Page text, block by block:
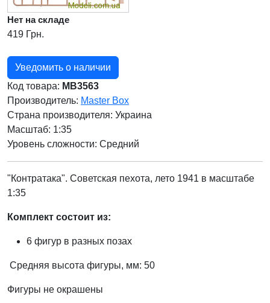
Нет на складе
419 Грн.
Уведомить о наличии
Код товара: MB3563
Производитель: Master Box
Страна производителя: Украина
Масштаб: 1:35
Уровень сложности: Cредний
"Контратака". Советская пехота, лето 1941 в масштабе
1:35
Комплект состоит из:
6 фигур в разных позах
Средняя высота фигуры, мм: 50
Фигуры не окрашены